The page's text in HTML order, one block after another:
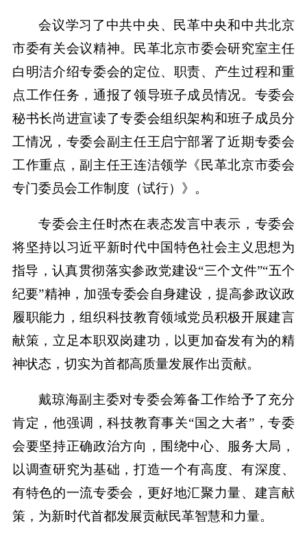
会议学习了中共中央、民革中央和中共北京
市委有关会议精神。民革北京市委会研究室主任
白明洁介绍专委会的定位、职责、产生过程和重
点工作任务，通报了领导班子成员情况。专委会
秘书长尚进宣读了专委会组织架构和班子成员分
工情况，专委会副主任王启宁部署了近期专委会
工作重点，副主任王连洁领学《民革北京市委会
专门委员会工作制度（试行）》。
专委会主任时杰在表态发言中表示，专委会
将坚持以习近平新时代中国特色社会主义思想为
指导，认真贯彻落实参政党建设“三个文件”“五个
纪要”精神，加强专委会自身建设，提高参政议政
履职能力，组织科技教育领域党员积极开展建言
献策，立足本职双岗建功，以更加奋发有为的精
神状态，切实为首都高质量发展作出贡献。
戴琼海副主委对专委会筹备工作给予了充分
肯定，他强调，科技教育事关“国之大者”，专委
会要坚持正确政治方向，围绕中心、服务大局，
以调查研究为基础，打造一个有高度、有深度、
有特色的一流专委会，更好地汇聚力量、建言献
策，为新时代首都发展贡献民革智慧和力量。